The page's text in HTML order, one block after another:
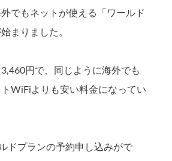
でもネットが使える「ワールド
まりました。
円で、同じように海外でも
WiFiよりも安い料金になってい
ドプランの予約申し込みがで